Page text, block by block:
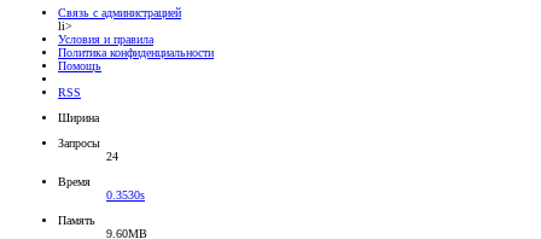
Связь с администрацией
li>
Условия и правила
Политика конфиденциальности
Помощь
RSS
Ширина
Запросы
24
Время
0.3530s
Память
9.60MB